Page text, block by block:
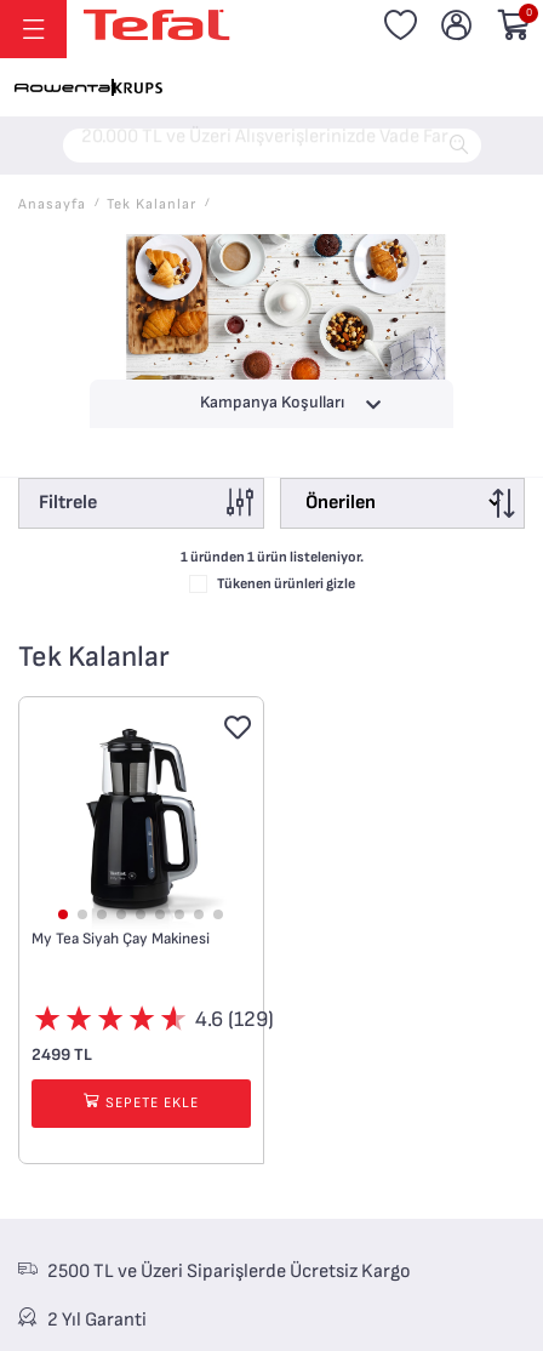
20.000 TL ve Üzeri Alışverişlerinizde Vade Farksız 6 Taksit!
0
Anasayfa / Tek Kalanlar /
Kampanya Koşulları
Filtrele
1 üründen 1ürün listeleniyor.
Tükenen ürünleri gizle
Tek Kalanlar
My Tea Siyah Çay Makinesi
4.6 (129)
2499 TL
SEPETE EKLE
2500 TL ve Üzeri Siparişlerde Ücretsiz Kargo
2 Yıl Garanti